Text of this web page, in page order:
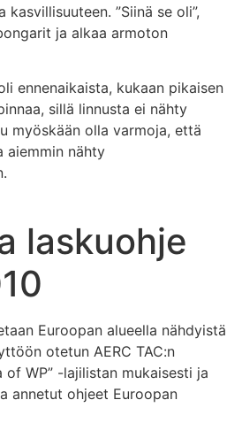
”Siinä se oli”,
ja alkaa armoton
ennenaikaista, kukaan pikaisen
sillä linnusta ei nähty
myöskään olla varmoja, että
aiemmin nähty
laskuohje
Euroopan alueella nähdyistä
otetun AERC TAC:n
of WP” -lajilistan mukaisesti ja
annetut ohjeet Euroopan